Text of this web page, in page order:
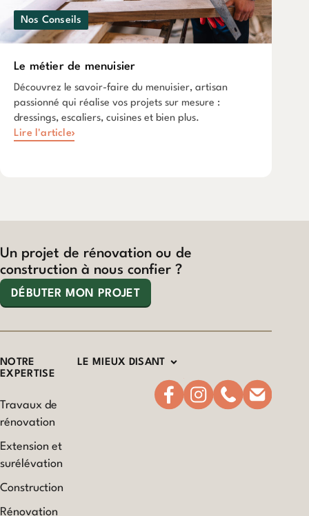
Nos Conseils
Le métier de menuisier
Découvrez le savoir-faire du menuisier, artisan
passionné qui réalise vos projets sur mesure :
dressings, escaliers, cuisines et bien plus.
Lire l'article
Un projet de rénovation ou de
construction à nous confier ?
DÉBUTER MON PROJET
NOTRE
EXPERTISE
Travaux de
rénovation
Extension et
surélévation
Construction
Rénovation
LE MIEUX DISANT